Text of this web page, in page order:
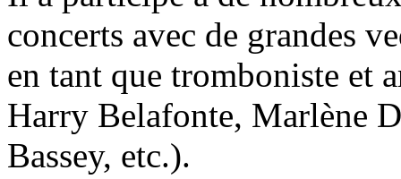
concerts avec de grandes
en tant que tromboniste et
Harry Belafonte, Marlène
Bassey, etc.).